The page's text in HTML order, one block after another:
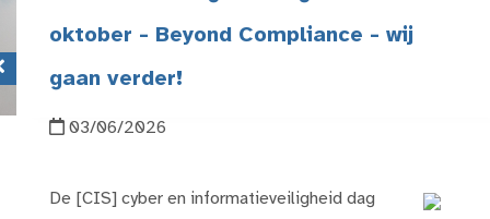
oktober - Beyond Compliance - wij
gaan verder!
03/06/2026
De [CIS] cyber en informatieveiligheid dag